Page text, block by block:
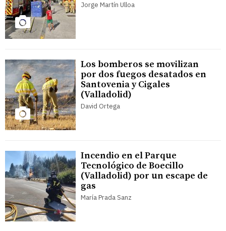
Jorge Martín Ulloa
Los bomberos se movilizan
por dos fuegos desatados en
Santovenia y Cigales
(Valladolid)
David Ortega
Incendio en el Parque
Tecnológico de Boecillo
(Valladolid) por un escape de
gas
María Prada Sanz